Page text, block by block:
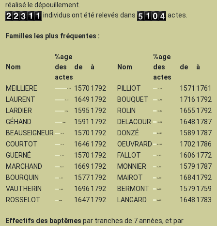
réalisé le dépouillement.
individus ont été relevés dans
actes.
Familles les plus fréquentes :
Nom
%age
des
actes
de à
MEILLIERE 1570 1792
LAURENT
1649 1792
LARDIER
1595 1792
GÉHAND
1591 1792
BEAUSEIGNEUR
1570 1792
COURTOT
1646 1792
GUERNÉ
1570 1792
MARCHAND
1669 1792
BOURQUIN
1577 1792
VAUTHERIN
1696 1792
ROSSELOT
1647 1792
Nom
%age
des
actes
de à
PILLIOT 1571 1761
BOUQUET
1716 1792
ROLIN
1655 1792
DELACOUR
1648 1787
DONZÉ
1589 1787
OEUVRARD
1702 1786
FALLOT
1606 1772
MONNIER
1579 1787
MAIROT
1684 1792
BERMONT
1579 1759
LANGARD
1648 1783
Effectifs des baptêmes par tranches de 7 années, et par